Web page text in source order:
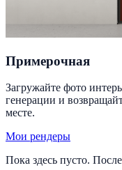
Примерочная
Загружайте фото
генерации и
месте.
Мои рендеры
Пока здесь пусто.